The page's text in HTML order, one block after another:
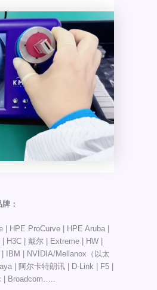
：
HPE ProCurve | HPE Aruba |
H3C | 戴尔 | Extreme | HW |
IBM | NVIDIA/Mellanox（以太
| 阿尔卡特朗讯 | D-Link | F5 |
| Broadcom…..